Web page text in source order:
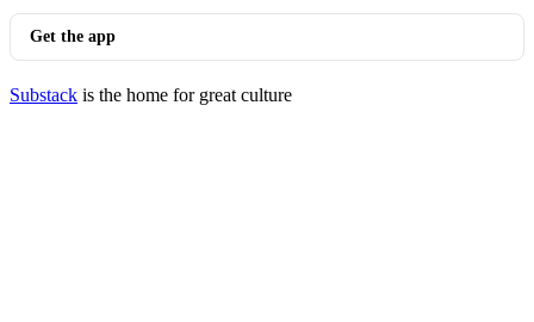
Get the app
Substack is the home for great culture